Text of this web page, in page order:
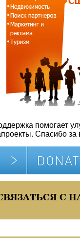
помогает
Спасибо за
С